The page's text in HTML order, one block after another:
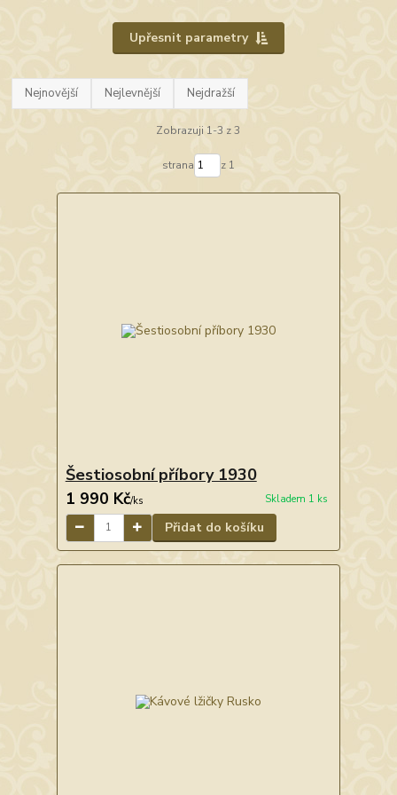
Upřesnit parametry
Nejnovější Nejlevnější Nejdražší
Zobrazuji 1-3 z 3
strana z 1
Šestiosobní příbory 1930
1 990 Kč/ks Skladem 1 ks
Přidat do košíku